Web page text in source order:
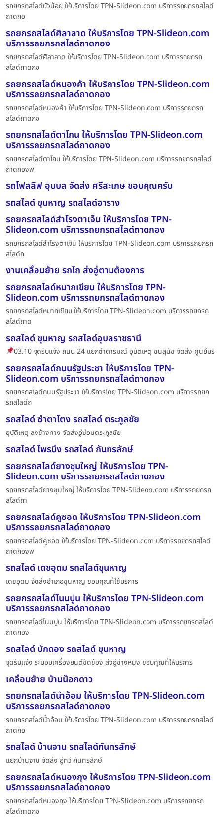
รถยกรถสไลด์บัวน้อย ให้บริการโดย TPN-Slideon.com บริการรถยกรถสไลด์
ถาดกอ
รถยกรถสไลด์ศิลาลาด ให้บริการโดย TPN-Slideon.com
บริการรถยกรถสไลด์ถาดกอง
รถยกรถสไลด์ศิลาลาด ให้บริการโดย TPN-Slideon.com บริการรถยกรถ
สไลด์ถาดกอ
รถยกรถสไลด์หนองค้า ให้บริการโดย TPN-Slideon.com
บริการรถยกรถสไลด์ถาดกอง
รถยกรถสไลด์หนองค้า ให้บริการโดย TPN-Slideon.com บริการรถยกรถ
สไลด์ถาดกอ
รถยกรถสไลด์ตาโกน ให้บริการโดย TPN-Slideon.com
บริการรถยกรถสไลด์ถาดกอง
รถยกรถสไลด์ตาโกน ให้บริการโดย TPN-Slideon.com บริการรถยกรถสไลด์
ถาดกองพ
รถโฟลลิฟ อุบบล จัดส่ง ศรีสะเกษ ขอบคุณครับ
รถสไลด์ ขุนหาญ รถสไลด์อาราง
รถยกรถสไลด์สำโรงตาเจ็น ให้บริการโดย TPN-
Slideon.com บริการรถยกรถสไลด์ถาดกอง
รถยกรถสไลด์สำโรงตาเจ็น ให้บริการโดย TPN-Slideon.com บริการรถยกรถ
สไลด์ถ
งานเคลื่อนย้าย รถไถ ส่งอู่ตามต้องการ
รถยกรถสไลด์หมากเขียบ ให้บริการโดย TPN-
Slideon.com บริการรถยกรถสไลด์ถาดกอง
รถยกรถสไลด์หมากเขียบ ให้บริการโดย TPN-Slideon.com บริการรถยกรถ
สไลด์ถาด
รถสไลด์ ขุนหาญ รถสไลด์อุบลราชธานี
03.10 จุดรับแจ้ง ถนน 24 แยกซำตารมณ์ อุบัติเหตุ ชนสุนัข จัดส่ง ศูนย์บร
รถยกรถสไลด์ถนนรัฐประชา ให้บริการโดย TPN-
Slideon.com บริการรถยกรถสไลด์ถาดกอง
รถยกรถสไลด์ถนนรัฐประชา ให้บริการโดย TPN-Slideon.com บริการรถยก
รถสไลด์ถ
รถสไลด์ ซำตาโตง รถสไลด์ ตระกูลชัย
อุบัติเหตุ ลงข้างทาง จัดส่งอู่ซ่อมตระกูลชัย
รถสไลด์ ไพรบึง รถสไลด์ กันทรลักษ์
รถยกรถสไลด์ยางชุมใหญ่ ให้บริการโดย TPN-
Slideon.com บริการรถยกรถสไลด์ถาดกอง
รถยกรถสไลด์ยางชุมใหญ่ ให้บริการโดย TPN-Slideon.com บริการรถยกรถ
สไลด์ถา
รถยกรถสไลด์คูซอด ให้บริการโดย TPN-Slideon.com
บริการรถยกรถสไลด์ถาดกอง
รถยกรถสไลด์คูซอด ให้บริการโดย TPN-Slideon.com บริการรถยกรถสไลด์
ถาดกองพ
รถสไลด์ เดชอุดม รถสไลด์ขุนหาญ
เดชอุดม จัดส่งอำเภอขุนหาญ ขอบคุณที่ใช้บริการ
รถยกรถสไลด์โนนปูน ให้บริการโดย TPN-Slideon.com
บริการรถยกรถสไลด์ถาดกอง
รถยกรถสไลด์โนนปูน ให้บริการโดย TPN-Slideon.com บริการรถยกรถสไลด์
ถาดกอง
รถสไลด์ บักดอง รถสไลด์ ขุนหาญ
จุดรับแจ้ง ระบอบเครื่องยนต์ขัดข้อง ส่งอู่ช่างหมิง ขอบคุณที่ให้บริการ
เคลื่อนย้าย บ้านน๊อกดาว
รถยกรถสไลด์น้ำอ้อม ให้บริการโดย TPN-Slideon.com
บริการรถยกรถสไลด์ถาดกอง
รถยกรถสไลด์น้ำอ้อม ให้บริการโดย TPN-Slideon.com บริการรถยกรถสไลด์
ถาดกอ
รถสไลด์ บ้านจาน รถสไลด์กันทรลักษ์
แยกบ้านจาน จัดส่ง อู่ทวี กันทรลักษ์
รถยกรถสไลด์หนองกุง ให้บริการโดย TPN-Slideon.com
บริการรถยกรถสไลด์ถาดกอง
รถยกรถสไลด์หนองกุง ให้บริการโดย TPN-Slideon.com บริการรถยกรถ
สไลด์ถาดกอ